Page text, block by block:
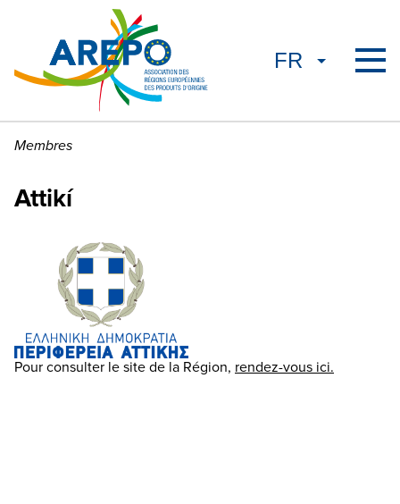
Membres
Attikí
Pour consulter le site de la Région, rendez-vous ici.